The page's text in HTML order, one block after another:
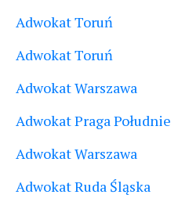
Adwokat Toruń
Adwokat Toruń
Adwokat Warszawa
Adwokat Praga Południe
Adwokat Warszawa
Adwokat Ruda Śląska